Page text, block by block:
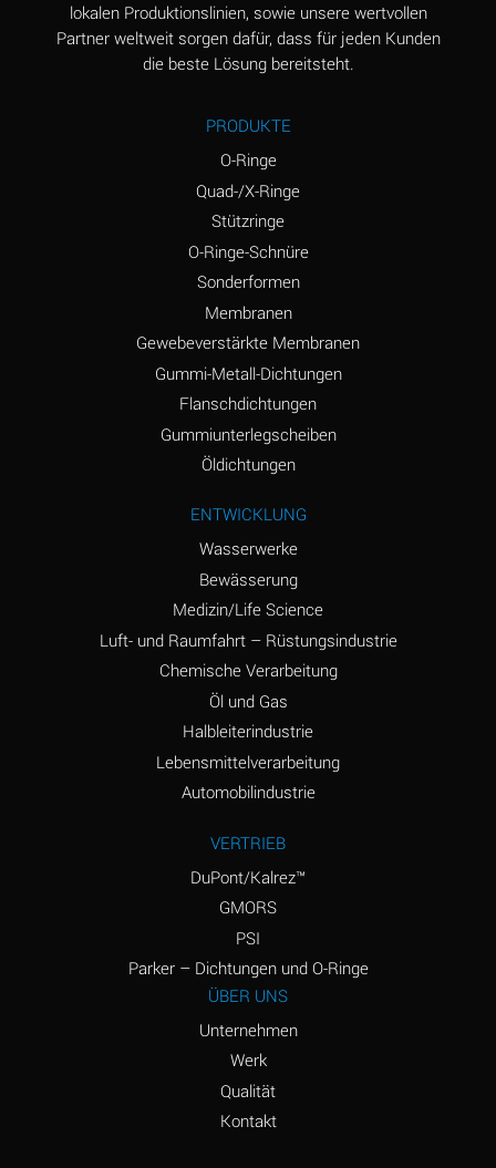
Ammonia Anhydrous
Ammonia Gas (cold)
A
Ammonium Carbonate
Ammonium Chloride
Ammonium Hydroxide
A
(Aqueous)
Ammonium Nitrite
B
Ammonium Phosphate
A
Ammonium Sulfate
(Aqueous)
Amyl Acetate (Banana
Amyl Alcohol
D
Chloronapthalene
Amyl Napthalene
Aniline
D
Aniline Hydrochloride
lokalen Produktionslinien, sowie unsere wertvollen
Partner weltweit sorgen dafür, dass für jeden Kunden
die beste Lösung bereitsteht.
PRODUKTE
O-Ringe
Quad-/X-Ringe
Stützringe
O-Ringe-Schnüre
Sonderformen
Membranen
Gewebeverstärkte Membranen
Gummi-Metall-Dichtungen
Flanschdichtungen
Gummiunterlegscheiben
Öldichtungen
ENTWICKLUNG
Wasserwerke
Bewässerung
Medizin/Life Science
Luft- und Raumfahrt – Rüstungsindustrie
Chemische Verarbeitung
Öl und Gas
Halbleiterindustrie
Lebensmittelverarbeitung
Automobilindustrie
VERTRIEB
DuPont/Kalrez™
GMORS
PSI
Parker – Dichtungen und O-Ringe
ÜBER UNS
Unternehmen
Werk
Qualität
Kontakt